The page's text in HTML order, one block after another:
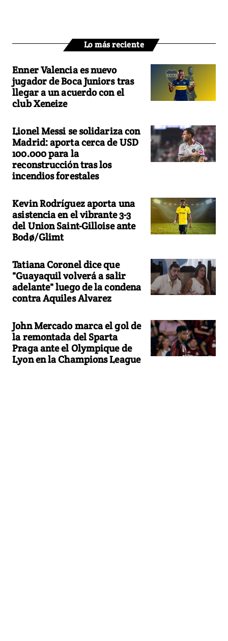
Lo más reciente
Enner Valencia es nuevo
jugador de Boca Juniors tras
llegar a un acuerdo con el
club Xeneize
Lionel Messi se solidariza con
Madrid: aporta cerca de USD
100.000 para la
reconstrucción tras los
incendios forestales
Kevin Rodríguez aporta una
asistencia en el vibrante 3-3
del Union Saint-Gilloise ante
Bodø/Glimt
Tatiana Coronel dice que
"Guayaquil volverá a salir
adelante" luego de la condena
contra Aquiles Alvarez
John Mercado marca el gol de
la remontada del Sparta
Praga ante el Olympique de
Lyon en la Champions League